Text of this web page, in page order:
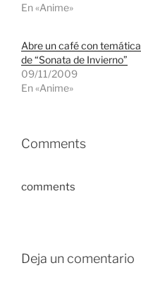
En «Anime»
Abre un café con temática
de “Sonata de Invierno”
09/11/2009
En «Anime»
Comments
comments
Deja un comentario